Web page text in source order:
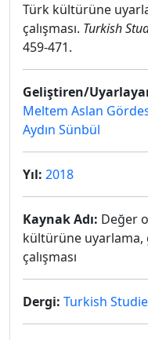
Türk kültürüne
çalışması. Turkish
459-471.
Geliştiren/
Meltem Aslan
Aydın Sünbül
Yıl: 2018
Kaynak Adı: Değer
kültürüne uyarlama,
çalışması
Dergi: Turkish